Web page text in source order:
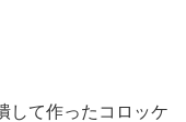
して作ったコロッケ